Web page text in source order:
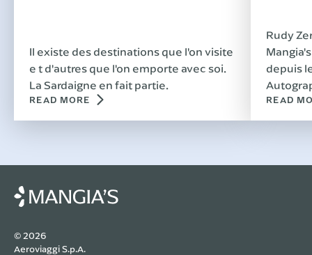
Il existe des destinations que l'on visite
e t d'autres que l'on emporte avec soi.
La Sardaigne en fait partie.
READ MORE
Rudy
depuis
Costa
sous le
READ
© 2026
Aeroviaggi S.p.A.